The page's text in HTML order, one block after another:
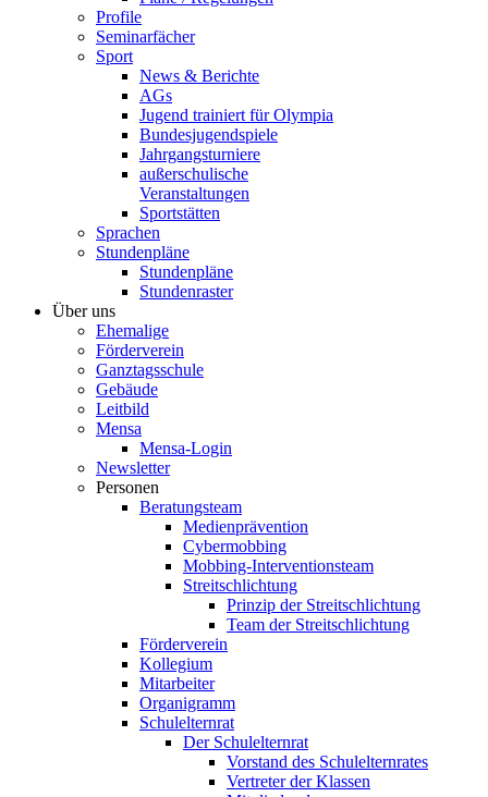
Profile
Seminarfächer
Sport
News & Berichte
AGs
Jugend trainiert für Olympia
Bundesjugendspiele
Jahrgangsturniere
außerschulische
Veranstaltungen
Sportstätten
Sprachen
Stundenpläne
Stundenpläne
Stundenraster
Über uns
Ehemalige
Förderverein
Ganztagsschule
Gebäude
Leitbild
Mensa
Mensa-Login
Newsletter
Personen
Beratungsteam
Medienprävention
Cybermobbing
Mobbing-Interventionsteam
Streitschlichtung
Prinzip der Streitschlichtung
Team der Streitschlichtung
Förderverein
Kollegium
Mitarbeiter
Organigramm
Schulelternrat
Der Schulelternrat
Vorstand des Schulelternrates
Vertreter der Klassen